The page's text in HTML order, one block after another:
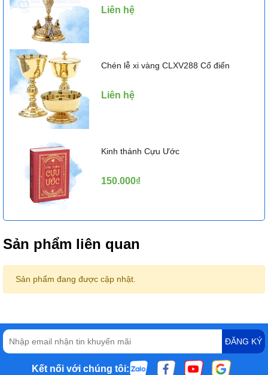
Liên hệ
Chén lễ xi vàng CLXV288 Cổ điển
Liên hệ
Kinh thánh Cựu Ước
150.000₫
Sản phẩm liên quan
Sản phẩm đang được cập nhật.
ĐĂNG KÝ
Kết nối với chúng tôi: